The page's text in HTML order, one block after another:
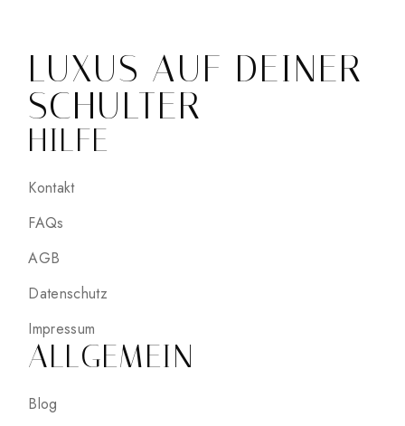
LUXUS AUF DEINER
SCHULTER
HILFE
Kontakt
FAQs
AGB
Datenschutz
Impressum
ALLGEMEIN
Blog